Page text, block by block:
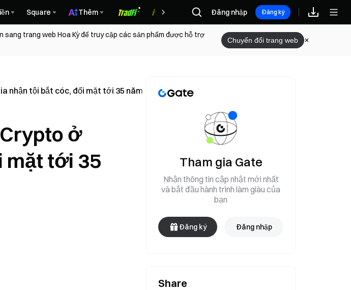
Square Thêm Phần thưởng
Đăng nhập Đăng ký
trang web Hoa Kỳ để truy cập các sản phẩm được hỗ trợ
Chuyển đổi trang web
nhận tội bắt cóc, đối mặt tới 35 năm tù
ở
mặt tới 35
Tham gia Gate
Nhận thông tin cập nhật mới nhất
và bắt đầu hành trình làm giàu của
bạn
Đăng ký Đăng nhập
Share